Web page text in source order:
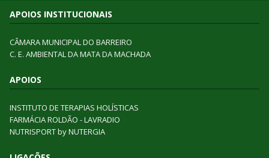
APOIOS INSTITUCIONAIS
CÂMARA MUNICIPAL DO BARREIRO
C. E. AMBIENTAL DA MATA DA MACHADA
APOIOS
INSTITUTO DE TERAPIAS HOLÍSTICAS
FARMÁCIA ROLDÃO - LAVRADIO
NUTRISPORT by NUTERGIA